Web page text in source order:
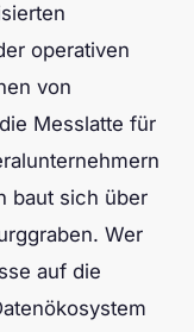
operativen
von
Messlatte für
baut sich über
Wer
auf die